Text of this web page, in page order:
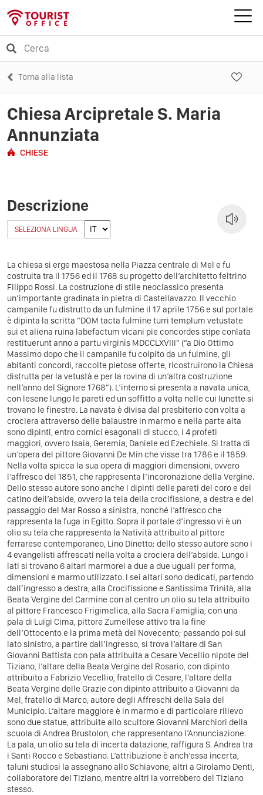
Torna alla lista
Chiesa Arcipretale S. Maria
Annunziata
CHIESE
Descrizione
SELEZIONA LINGUA
La chiesa si erge maestosa nella Piazza centrale di Mel e fu
costruita tra il 1756 ed il 1768 su progetto dell’architetto feltrino
Filippo Rossi. La costruzione di stile neoclassico presenta
un’importante gradinata in pietra di Castellavazzo. Il vecchio
campanile fu distrutto da un fulmine il 17 aprile 1756 e sul portale
è dipinta la scritta “DOM tacta fulmine turri templum vetustate
sui et aliena ruina labefactum vicani pie concordes stipe conlata
restituerunt anno a partu virginis MDCCLXVIII” (“a Dio Ottimo
Massimo dopo che il campanile fu colpito da un fulmine, gli
abitanti concordi, raccolte pietose offerte, ricostruirono la Chiesa
distrutta per la vetustà e per la rovina di un’altra costruzione
nell’anno del Signore 1768”). L’interno si presenta a navata unica,
con lesene lungo le pareti ed un soffitto a volta nelle cui lunette si
trovano le finestre. La navata è divisa dal presbiterio con volta a
crociera attraverso delle balaustre in marmo e nella parte alta
sono dipinti, entro cornici esagonali di stucco, i 4 profeti
maggiori, ovvero Isaia, Geremia, Daniele ed Ezechiele. Si tratta di
un’opera del pittore Giovanni De Min che visse tra 1786 e il 1859.
Nella volta spicca la sua opera di maggiori dimensioni, ovvero
l’affresco del 1851, che rappresenta l’incoronazione della Vergine.
Dello stesso autore sono anche i dipinti delle pareti del coro e del
catino dell’abside, ovvero la tela della crocifissione, a destra e del
passaggio del Mar Rosso a sinistra, nonché l’affresco che
rappresenta la fuga in Egitto. Sopra il portale d’ingresso vi è un
olio su tela che rappresenta la Natività attribuito al pittore
ferrarese contemporaneo, Lino Dinetto; dello stesso autore sono i
4 evangelisti affrescati nella volta a crociera dell’abside. Lungo i
lati si trovano 6 altari marmorei a due a due uguali per forma,
dimensioni e marmo utilizzato. I sei altari sono dedicati, partendo
dall’ingresso a destra, alla Crocifissione e Santissima Trinità, alla
Beata Vergine del Carmine con al centro un olio su tela attribuito
al pittore Francesco Frigimelica, alla Sacra Famiglia, con una
pala di Luigi Cima, pittore Zumellese attivo tra la fine
dell’Ottocento e la prima metà del Novecento; passando poi sul
lato sinistro, a partire dall’ingresso, si trova l’altare di San
Giovanni Battista con pala attribuita a Cesare Vecellio nipote del
Tiziano, l’altare della Beata Vergine del Rosario, con dipinto
attribuito a Fabrizio Vecellio, fratello di Cesare, l’altare della
Beata Vergine delle Grazie con dipinto attribuito a Giovanni da
Mel, fratello di Marco, autore degli Affreschi della Sala del
Municipio. L’altare maggiore è in marmo e di particolare rilievo
sono due statue, attribuite allo scultore Giovanni Marchiori della
scuola di Andrea Brustolon, che rappresentano l’Annunciazione.
La pala, un olio su tela di incerta datazione, raffigura S. Andrea tra
i Santi Rocco e Sebastiano. L’attribuzione è anch’essa incerta,
taluni studiosi la assegnano allo Schiavone, altri a Girolamo Denti,
collaboratore del Tiziano, mentre altri la vorrebbero del Tiziano
stesso.